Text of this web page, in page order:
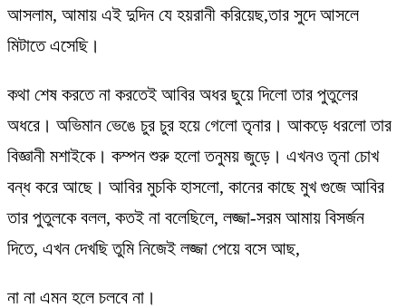
আসলাম, আমায় এই দুদিন যে হয়রানী করিয়েছ,তার সুদে আসলে
মিটাতে এসেছি।
কথা শেষ করতে না করতেই আবির অধর ছুয়ে দিলো তার পুতুলের
অধরে। অভিমান ভেঙে চুর চুর হয়ে গেলো তৃনার। আকড়ে ধরলো তার
বিজ্ঞানী মশাইকে। কম্পন শুরু হলো তনুময় জুড়ে। এখনও তৃনা চোখ
বন্ধ করে আছে। আবির মুচকি হাসলো, কানের কাছে মুখ গুজে আবির
তার পুতুলকে বলল, কতই না বলেছিলে, লজ্জা-সরম আমায় বিসর্জন
দিতে, এখন দেখছি তুমি নিজেই লজ্জা পেয়ে বসে আছ,
না না এমন হলে চলবে না।